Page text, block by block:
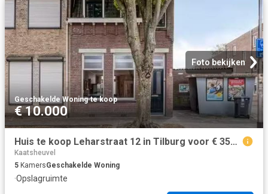
Foto bekijken
Geschakelde Woning·te koop
€ 10.000
Huis te koop Leharstraat 12 in Tilburg voor € 350.000
Kaatsheuvel
5 KamersGeschakelde Woning
·Opslagruimte